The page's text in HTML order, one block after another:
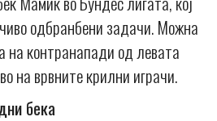
одбранбени задачи. Можна
на контранапади од левата
на врвните крилни играчи.
бека